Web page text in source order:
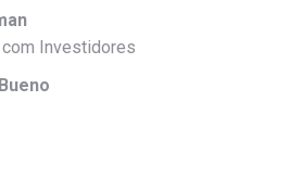
Investidores